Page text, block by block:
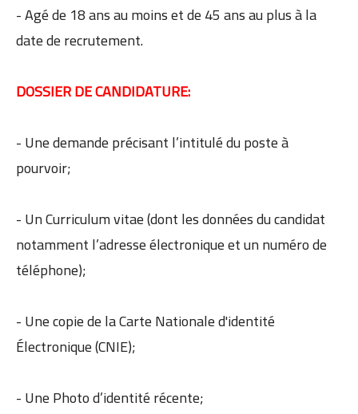
- Agé de 18 ans au moins et de 45 ans au plus à la
date de recrutement.
DOSSIER DE CANDIDATURE:
- Une demande précisant l’intitulé du poste à
pourvoir;
- Un Curriculum vitae (dont les données du candidat
notamment l’adresse électronique et un numéro de
téléphone);
- Une copie de la Carte Nationale d'identité
Électronique (CNIE);
- Une Photo d’identité récente;